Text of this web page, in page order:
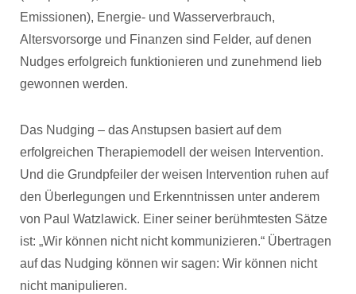
Emissionen), Energie- und Wasserverbrauch,
Altersvorsorge und Finanzen sind Felder, auf denen
Nudges erfolgreich funktionieren und zunehmend lieb
gewonnen werden.
Das Nudging – das Anstupsen basiert auf dem
erfolgreichen Therapiemodell der weisen Intervention.
Und die Grundpfeiler der weisen Intervention ruhen auf
den Überlegungen und Erkenntnissen unter anderem
von Paul Watzlawick. Einer seiner berühmtesten Sätze
ist: „Wir können nicht nicht kommunizieren.“ Übertragen
auf das Nudging können wir sagen: Wir können nicht
nicht manipulieren.